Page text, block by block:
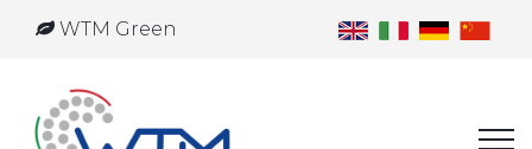
WTM Green